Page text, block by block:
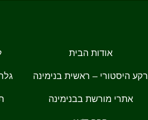
אודות הבית
רקע היסטורי – ראשית בנימינה
אתרי מורשת בבנימינה